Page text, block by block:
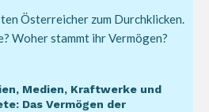
Österreicher zum Durchklicken.
Woher stammt ihr Vermögen?
Medien, Kraftwerke und
Das Vermögen der